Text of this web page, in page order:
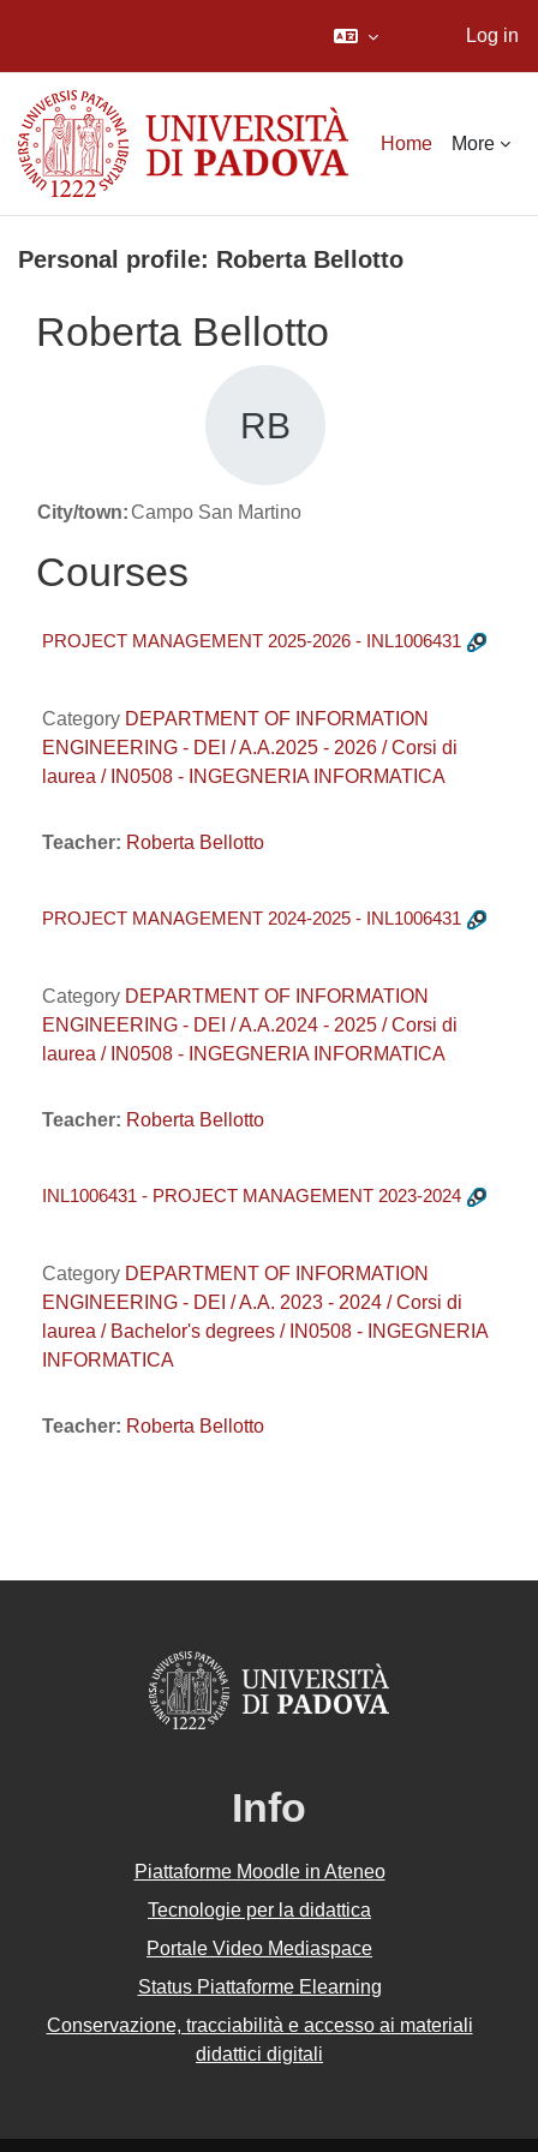
Log in
Home More
Personal profile: Roberta Bellotto
Roberta Bellotto
RB
City/town:Campo San Martino
Courses
PROJECT MANAGEMENT 2025-2026 - INL1006431
Category DEPARTMENT OF INFORMATION
ENGINEERING - DEI / A.A.2025 - 2026 / Corsi di
laurea / IN0508 - INGEGNERIA INFORMATICA
Teacher: Roberta Bellotto
PROJECT MANAGEMENT 2024-2025 - INL1006431
Category DEPARTMENT OF INFORMATION
ENGINEERING - DEI / A.A.2024 - 2025 / Corsi di
laurea / IN0508 - INGEGNERIA INFORMATICA
Teacher: Roberta Bellotto
INL1006431 - PROJECT MANAGEMENT 2023-2024
Category DEPARTMENT OF INFORMATION
ENGINEERING - DEI / A.A. 2023 - 2024 / Corsi di
laurea / Bachelor's degrees / IN0508 - INGEGNERIA
INFORMATICA
Teacher: Roberta Bellotto
Info
Piattaforme Moodle in Ateneo
Tecnologie per la didattica
Portale Video Mediaspace
Status Piattaforme Elearning
Conservazione, tracciabilità e accesso ai materiali
didattici digitali